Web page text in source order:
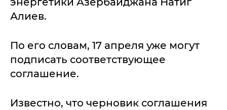
Алиев.
По его словам, 17 апреля уже могут
подписать соответствующее
соглашение.
Известно, что черновик соглашения